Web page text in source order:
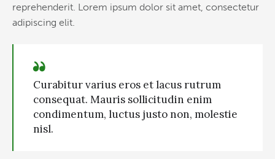
reprehenderit. Lorem ipsum dolor sit amet, consectetur
adipiscing elit.
Curabitur varius eros et lacus rutrum
consequat. Mauris sollicitudin enim
condimentum, luctus justo non, molestie
nisl.